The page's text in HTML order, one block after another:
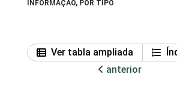
INFORMAÇÃO, POR TIPO
Ver tabla ampliada
anterior